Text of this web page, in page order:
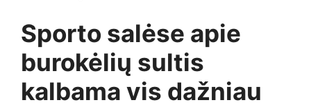
Sporto salėse apie
burokėlių sultis
kalbama vis dažniau